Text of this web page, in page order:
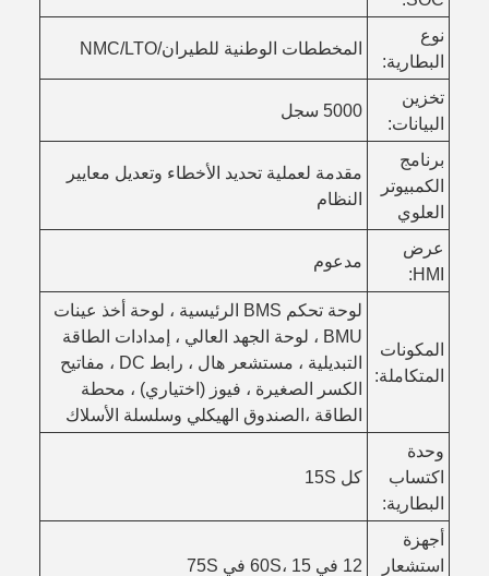
نوع
البطارية:
المخططات الوطنية للطيران/NMC/LTO
تخزين
البيانات:
5000 سجل
برنامج
الكمبيوتر
العلوي
مقدمة لعملية تحديد الأخطاء وتعديل معايير
النظام
عرض
HMI:
مدعوم
المكونات
المتكاملة:
لوحة تحكم BMS الرئيسية ، لوحة أخذ عينات
BMU ، لوحة الجهد العالي ، إمدادات الطاقة
التبديلية ، مستشعر هال ، رابط DC ، مفاتيح
الكسر الصغيرة ، فيوز (اختياري) ، محطة
الطاقة ،الصندوق الهيكلي وسلسلة الأسلاك
وحدة
اكتساب
البطارية:
كل 15S
أجهزة
استشعار
12 في 60S، 15 في 75S